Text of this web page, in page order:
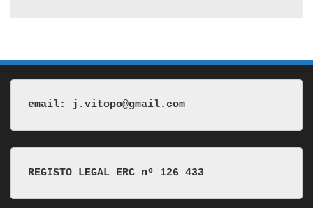
email: j.vitopo@gmail.com
REGISTO LEGAL ERC nº 126 433